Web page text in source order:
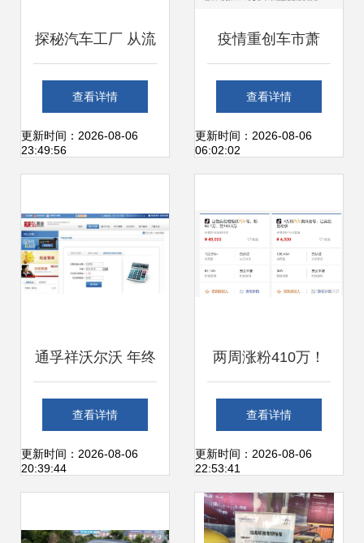
探秘汽车工厂 从流
水线到圆梦驾驶
查看详情
更新时间：2026-08-06
23:49:56
疫情重创车市萧
条，产品大年的北
现依旧亮点十足
查看详情
更新时间：2026-08-06
06:02:02
通孚祥沃尔沃 年终
大奖驾到，意想不
到的“沃”式好礼，
查看详情
更新时间：2026-08-06
20:39:44
两周涨粉410万！
抖音汽车类账号如
何打造爆款？
查看详情
更新时间：2026-08-06
22:53:41